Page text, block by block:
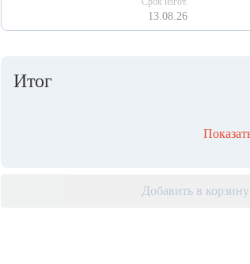
13.08.26
Итог
Добавить в корзину